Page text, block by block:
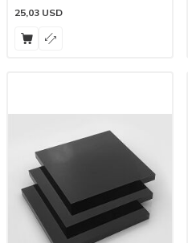
25,03 USD